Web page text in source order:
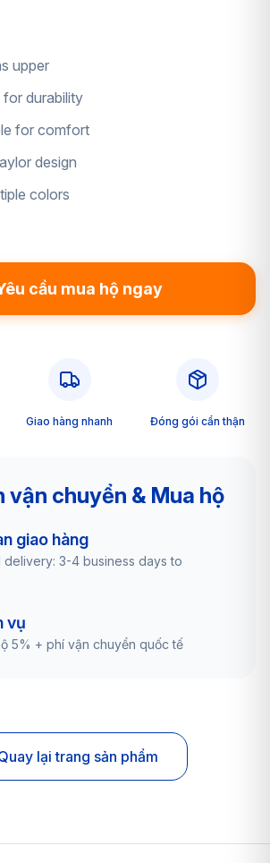
upper
durability
for comfort
design
colors
cầu mua hộ ngay
Giao hàng nhanh Đóng gói cẩn thận
vận chuyển & Mua hộ
giao hàng
delivery: 3-4 business days to
vụ
5% + phí vận chuyển quốc tế
lại trang sản phẩm